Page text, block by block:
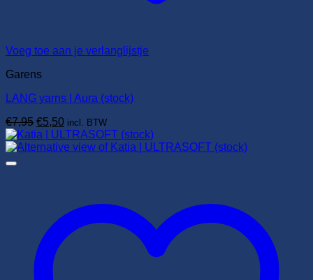
Voeg toe aan je verlanglijstje
Garens
LANG yarns | Aura (stock)
€7,95 Oorspronkelijke
prijs
was:
€5,50Huidige
prijs
is:
incl. BTW